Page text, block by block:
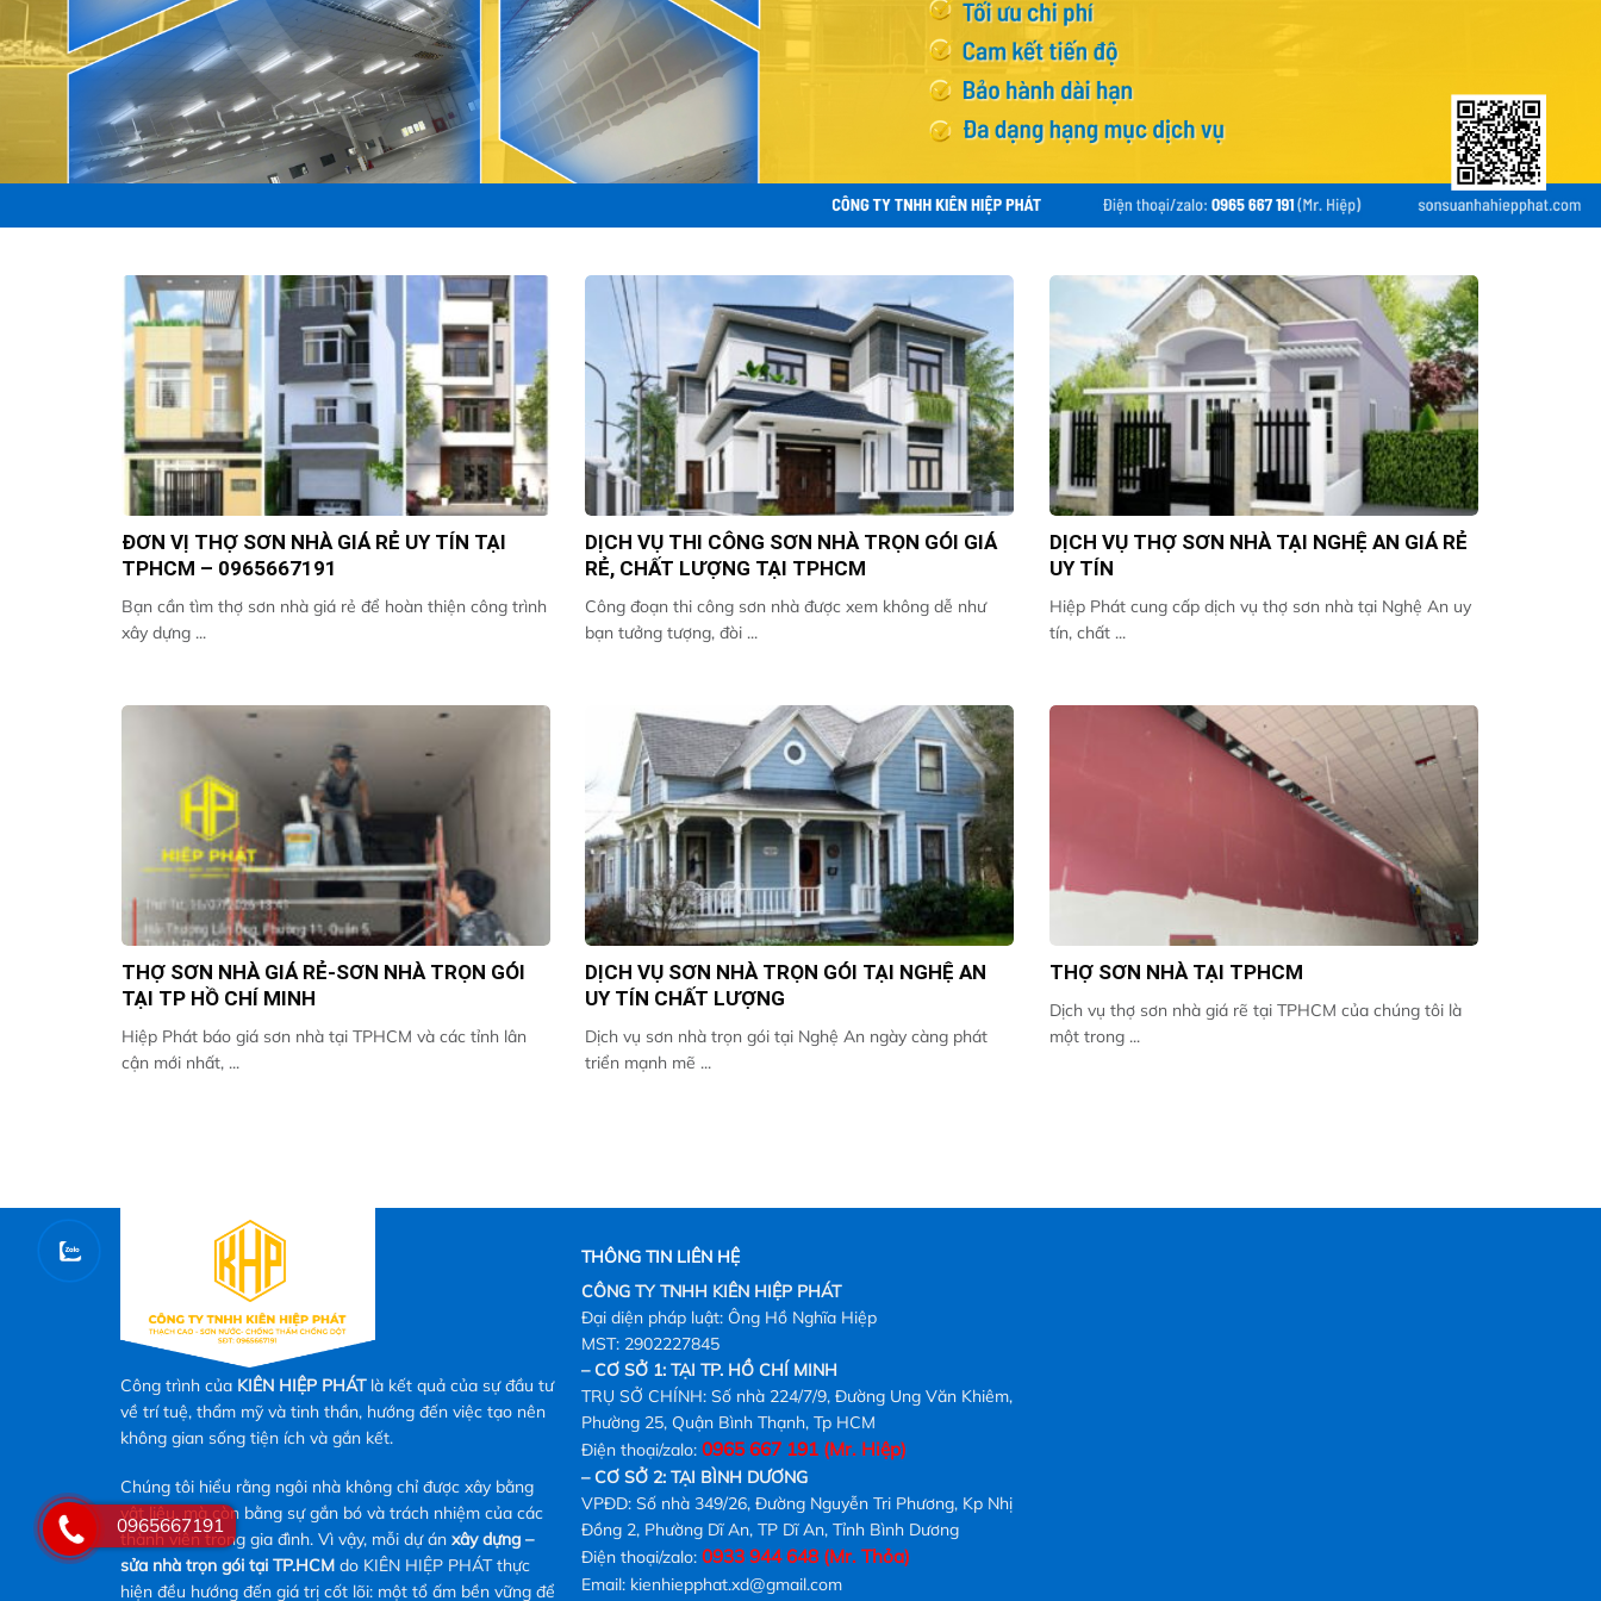
ĐƠN VỊ THỢ SƠN NHÀ GIÁ RẺ UY TÍN TẠI
TPHCM – 0965667191
Bạn cần tìm thợ sơn nhà giá rẻ để hoàn thiện công trình
xây dựng ...
DỊCH VỤ THI CÔNG SƠN NHÀ TRỌN GÓI GIÁ
RẺ, CHẤT LƯỢNG TẠI TPHCM
Công đoạn thi công sơn nhà được xem không dễ như
bạn tưởng tượng, đòi ...
DỊCH VỤ THỢ SƠN NHÀ TẠI NGHỆ AN GIÁ RẺ
UY TÍN
Hiệp Phát cung cấp dịch vụ thợ sơn nhà tại Nghệ An uy
tín, chất ...
THỢ SƠN NHÀ GIÁ RẺ-SƠN NHÀ TRỌN GÓI
TẠI TP HỒ CHÍ MINH
Hiệp Phát báo giá sơn nhà tại TPHCM và các tỉnh lân
cận mới nhất, ...
DỊCH VỤ SƠN NHÀ TRỌN GÓI TẠI NGHỆ AN
UY TÍN CHẤT LƯỢNG
Dịch vụ sơn nhà trọn gói tại Nghệ An ngày càng phát
triển mạnh mẽ ...
THỢ SƠN NHÀ TẠI TPHCM
Dịch vụ thợ sơn nhà giá rẽ tại TPHCM của chúng tôi là
một trong ...
Công trình của KIÊN HIỆP PHÁTlà kết quả của sự đầu tư
về trí tuệ, thẩm mỹ và tinh thần, hướng đến việc tạo nên
không gian sống tiện ích và gắn kết.
Chúng tôi hiểu rằng ngôi nhà không chỉ được xây bằng
vật liệu, mà còn bằng sự gắn bó và trách nhiệm của các
thành viên trong gia đình. Vì vậy, mỗi dự án xây dựng –
sửa nhà trọn gói tại TP.HCMdo KIÊN HIỆP PHÁT thực
hiện đều hướng đến giá trị cốt lõi: một tổ ấm bền vững để
THÔNG TIN LIÊN HỆ
CÔNG TY TNHH KIÊN HIỆP PHÁT
Đại diện pháp luật: Ông Hồ Nghĩa Hiệp
MST: 2902227845
– CƠ SỞ 1: TẠI TP. HỒ CHÍ MINH
TRỤ SỞ CHÍNH: Số nhà 224/7/9, Đường Ung Văn Khiêm,
Phường 25, Quận Bình Thạnh, Tp HCM
Điện thoại/zalo:0965 667 191 (Mr. Hiệp)
– CƠ SỞ 2: TẠI BÌNH DƯƠNG
VPĐD: Số nhà 349/26, Đường Nguyễn Tri Phương, Kp Nhị
Đồng 2, Phường Dĩ An, TP Dĩ An, Tỉnh Bình Dương
Điện thoại/zalo:0933 944 648 (Mr. Thỏa)
Email: kienhiepphat.xd@gmail.com
0965667191